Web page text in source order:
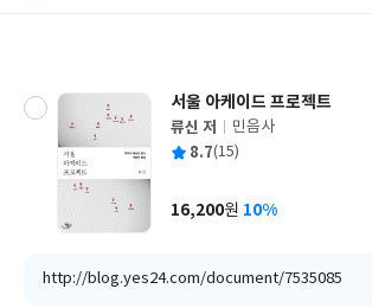
서울 아케이드 프로젝트
글
쓴
류신 저
출
사
민음사
평 8.7(15)
가
16,200원 10%
http://blog.yes24.com/document/7535085